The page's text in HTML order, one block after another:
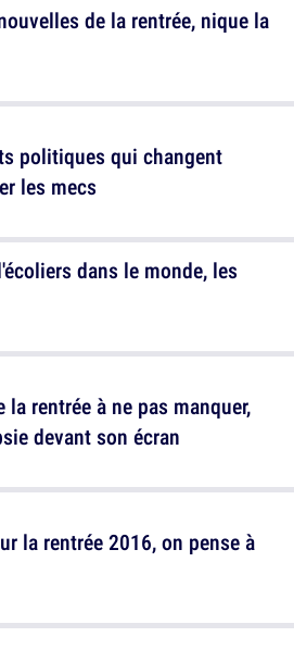
de la rentrée, nique la
dans le monde, les
la rentrée 2016, on pense à
politiques qui changent
les mecs
la rentrée à ne pas manquer,
devant son écran